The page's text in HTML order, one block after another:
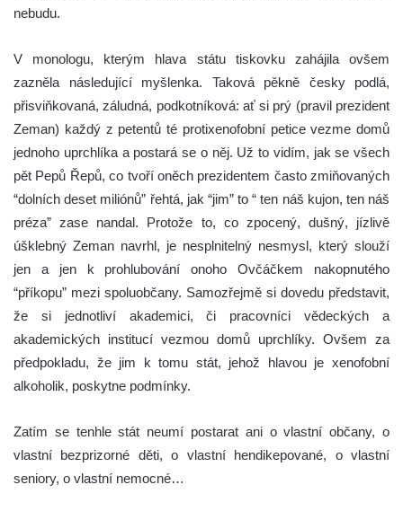
nebudu.
V monologu, kterým hlava státu tiskovku zahájila ovšem
zazněla následující myšlenka. Taková pěkně česky podlá,
přisviňkovaná, záludná, podkotníková: ať si prý (pravil prezident
Zeman) každý z petentů té protixenofobní petice vezme domů
jednoho uprchlíka a postará se o něj. Už to vidím, jak se všech
pět Pepů Řepů, co tvoří oněch prezidentem často zmiňovaných
“dolních deset miliónů” řehtá, jak “jim” to “ ten náš kujon, ten náš
préza” zase nandal. Protože to, co zpocený, dušný, jízlivě
úšklebný Zeman navrhl, je nesplnitelný nesmysl, který slouží
jen a jen k prohlubování onoho Ovčáčkem nakopnutého
“příkopu” mezi spoluobčany. Samozřejmě si dovedu představit,
že si jednotliví akademici, či pracovníci vědeckých a
akademických institucí vezmou domů uprchlíky. Ovšem za
předpokladu, že jim k tomu stát, jehož hlavou je xenofobní
alkoholik, poskytne podmínky.
Zatím se tenhle stát neumí postarat ani o vlastní občany, o
vlastní bezprizorné děti, o vlastní hendikepované, o vlastní
seniory, o vlastní nemocné…